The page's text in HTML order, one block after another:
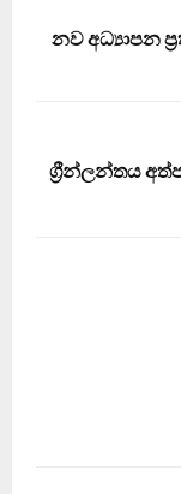
නව අධ්‍යාපන
ග්‍රීන්ලන්තය